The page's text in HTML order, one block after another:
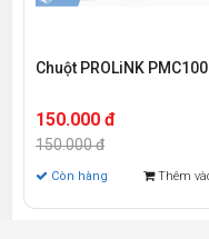
Chuột PROLiNK
150.000 đ
150.000 đ
Còn hàng Thêm